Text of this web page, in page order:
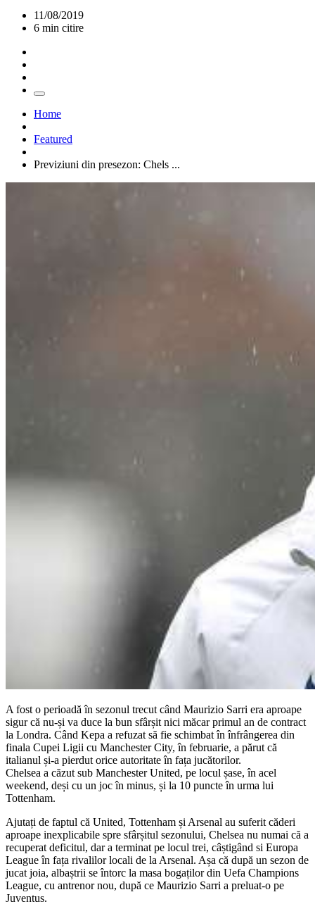
11/08/2019
6 min citire
Home
Featured
Previziuni din presezon: Chels ...
A fost o perioadă în sezonul trecut când Maurizio Sarri era aproape
sigur că nu-și va duce la bun sfârșit nici măcar primul an de contract
la Londra. Când Kepa a refuzat să fie schimbat în înfrângerea din
finala Cupei Ligii cu Manchester City, în februarie, a părut că
italianul și-a pierdut orice autoritate în fața jucătorilor.
Chelsea a căzut sub Manchester United, pe locul șase, în acel
weekend, deși cu un joc în minus, și la 10 puncte în urma lui
Tottenham.
Ajutați de faptul că United, Tottenham și Arsenal au suferit căderi
aproape inexplicabile spre sfârșitul sezonului, Chelsea nu numai că a
recuperat deficitul, dar a terminat pe locul trei, câștigând si Europa
League în fața rivalilor locali de la Arsenal. Așa că după un sezon de
jucat joia, albaștrii se întorc la masa bogaților din Uefa Champions
League, cu antrenor nou, după ce Maurizio Sarri a preluat-o pe
Juventus.